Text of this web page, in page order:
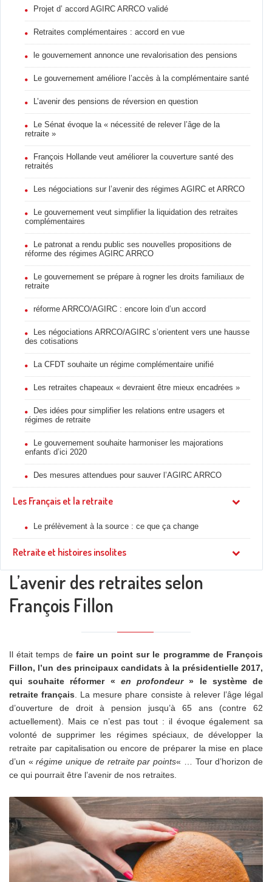
Projet d’ accord AGIRC ARRCO validé
Retraites complémentaires : accord en vue
le gouvernement annonce une revalorisation des pensions
Le gouvernement améliore l’accès à la complémentaire santé
L’avenir des pensions de réversion en question
Le Sénat évoque la « nécessité de relever l’âge de la
retraite »
François Hollande veut améliorer la couverture santé des
retraités
Les négociations sur l’avenir des régimes AGIRC et ARRCO
Le gouvernement veut simplifier la liquidation des retraites
complémentaires
Le patronat a rendu public ses nouvelles propositions de
réforme des régimes AGIRC ARRCO
Le gouvernement se prépare à rogner les droits familiaux de
retraite
réforme ARRCO/AGIRC : encore loin d’un accord
Les négociations ARRCO/AGIRC s’orientent vers une hausse
des cotisations
La CFDT souhaite un régime complémentaire unifié
Les retraites chapeaux « devraient être mieux encadrées »
Des idées pour simplifier les relations entre usagers et
régimes de retraite
Le gouvernement souhaite harmoniser les majorations
enfants d’ici 2020
Des mesures attendues pour sauver l’AGIRC ARRCO
Les Français et la retraite
Le prélèvement à la source : ce que ça change
Retraite et histoires insolites
L’avenir des retraites selon
François Fillon
Il était temps de faire un point sur le programme de François
Fillon, l’un des principaux candidats à la présidentielle 2017,
qui souhaite réformer « en profondeur» le système de
retraite français . La mesure phare consiste à relever l’âge légal
d’ouverture de droit à pension jusqu’à 65 ans (contre 62
actuellement). Mais ce n’est pas tout : il évoque également sa
volonté de supprimer les régimes spéciaux, de développer la
retraite par capitalisation ou encore de préparer la mise en place
d’un «régime unique de retraite par points« … Tour d’horizon de
ce qui pourrait être l’avenir de nos retraites.